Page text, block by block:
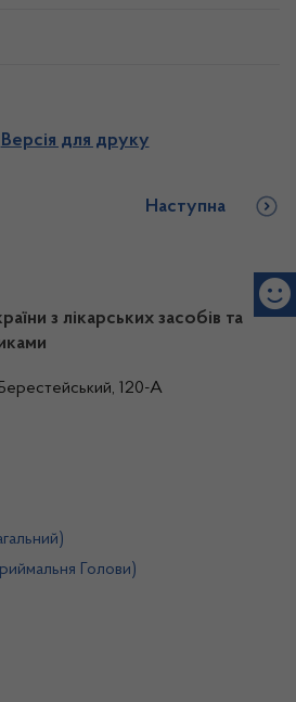
Версія для друку
Наступна
з лікарських засобів та
120-А
Голови)